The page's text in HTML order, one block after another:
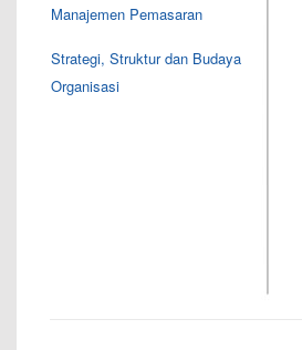
Manajemen Pemasaran
Strategi, Struktur dan Budaya
Organisasi